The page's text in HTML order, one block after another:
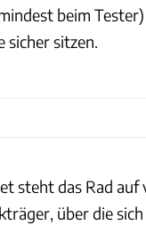
beim
sicher sitzen.
steht das Rad auf
über die